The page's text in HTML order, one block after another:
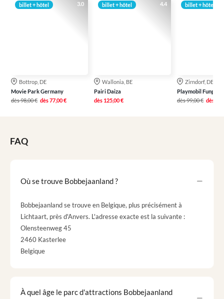
3.0
billet + hôtel
Bottrop, DE
Movie Park Germany
dès98,00 € dès77,00 €
4.4
billet + hôtel
Wallonia, BE
Pairi Daiza
dès 125,00 €
billet + hôtel
Zirndorf, DE
Playmobil Funpark
dès99,00 € dès
FAQ
Où se trouve Bobbejaanland ?
Bobbejaanland se trouve en Belgique, plus précisément à
Lichtaart, près d'Anvers. L'adresse exacte est la suivante :
Olensteenweg 45
2460 Kasterlee
Belgique
À quel âge le parc d'attractions Bobbejaanland